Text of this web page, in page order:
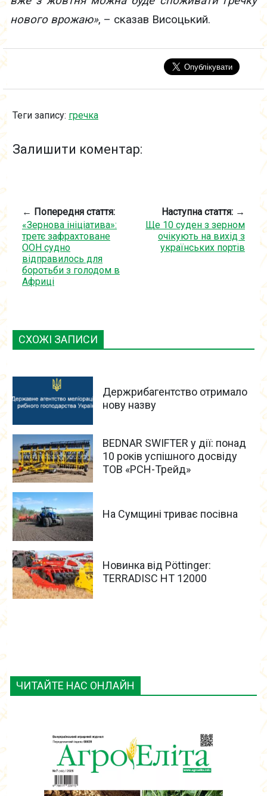
ЧИТАЙТЕ НАС ОНЛАЙН
нового врожаю», – сказав Висоцький.
Теги запису: гречка
Залишити коментар:
← Попередня стаття:
«Зернова ініціатива»:
третє зафрахтоване
ООН судно
відправилось для
боротьби з голодом в
Африці
Наступна стаття: →
Ще 10 суден з зерном
очікують на вихід з
українських портів
СХОЖІ ЗАПИСИ
Держрибагентство отримало
нову назву
BEDNAR SWIFTER у дії: понад
10 років успішного досвіду
ТОВ «РСН-Трейд»
На Сумщині триває посівна
Новинка від Pöttinger:
TERRADISC HT 12000